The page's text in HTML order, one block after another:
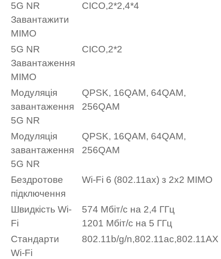
5G NR
Завантажити
MIMO
СІСО,2*2,4*4
5G NR
Завантаження
MIMO
СІСО,2*2
Модуляція
завантаження
5G NR
QPSK, 16QAM, 64QAM,
256QAM
Модуляція
завантаження
5G NR
QPSK, 16QAM, 64QAM,
256QAM
Бездротове
підключення
Wi-Fi 6 (802.11ax) з 2x2 MIMO
Швидкість Wi-
Fi
574 Мбіт/с на 2,4 ГГц
1201 Мбіт/с на 5 ГГц
Стандарти
Wi-Fi
802.11b/g/n,802.11ac,802.11AX